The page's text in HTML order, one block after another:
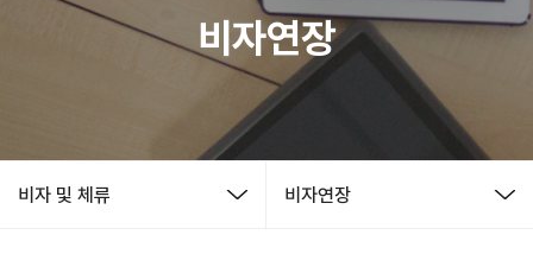
비자연장
비자 및 체류 비자연장